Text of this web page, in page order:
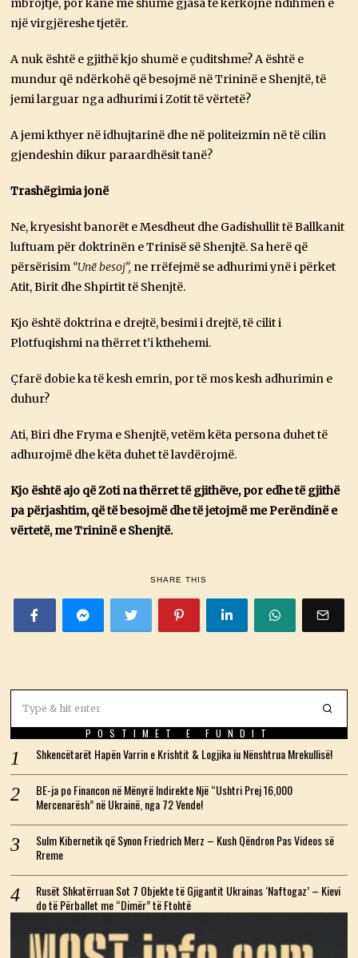
mbrojtje, por kanë më shumë gjasa të kërkojnë ndihmën e
një virgjëreshe tjetër.
A nuk është e gjithë kjo shumë e çuditshme? A është e
mundur që ndërkohë që besojmë në Trininë e Shenjtë, të
jemi larguar nga adhurimi i Zotit të vërtetë?
A jemi kthyer në idhujtarinë dhe në politeizmin në të cilin
gjendeshin dikur paraardhësit tanë?
Trashëgimia jonë
Ne, kryesisht banorët e Mesdheut dhe Gadishullit të Ballkanit
luftuam për doktrinën e Trinisë së Shenjtë. Sa herë që
përsërisim “Unë besoj”, ne rrëfejmë se adhurimi ynë i përket
Atit, Birit dhe Shpirtit të Shenjtë.
Kjo është doktrina e drejtë, besimi i drejtë, të cilit i
Plotfuqishmi na thërret t’i kthehemi.
Çfarë dobie ka të kesh emrin, por të mos kesh adhurimin e
duhur?
Ati, Biri dhe Fryma e Shenjtë, vetëm këta persona duhet të
adhurojmë dhe këta duhet të lavdërojmë.
Kjo është ajo që Zoti na thërret të gjithëve, por edhe të gjithë
pa përjashtim, që të besojmë dhe të jetojmë me Perëndinë e
vërtetë, me Trininë e Shenjtë.
SHARE THIS
POSTIMET E FUNDIT
Shkencëtarët Hapën Varrin e Krishtit & Logjika iu Nënshtrua Mrekullisë!
BE-ja po Financon në Mënyrë Indirekte Një “Ushtri Prej 16,000
Mercenarësh” në Ukrainë, nga 72 Vende!
Sulm Kibernetik që Synon Friedrich Merz – Kush Qëndron Pas Videos së
Rreme
Rusët Shkatërruan Sot 7 Objekte të Gjigantit Ukrainas ‘Naftogaz’ – Kievi
do të Përballet me “Dimër” të Ftohtë